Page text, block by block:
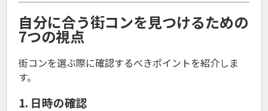
自分に合う街コンを見つけるための
7つの視点
街コンを選ぶ際に確認するべきポイントを紹介しま
す。
1. 日時の確認